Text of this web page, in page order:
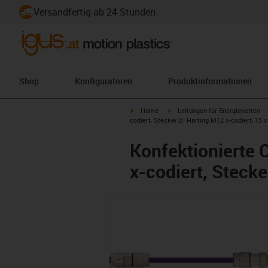
Versandfertig ab 24 Stunden
Shop Konfiguratoren Produktinformationen
igus-icon-arrow-right
Home igus-icon-arrow-right
Leitungen für Energieketten
codiert, Stecker B: Harting M12 x-codiert, 15 x
Konfektionierte
x-codiert,